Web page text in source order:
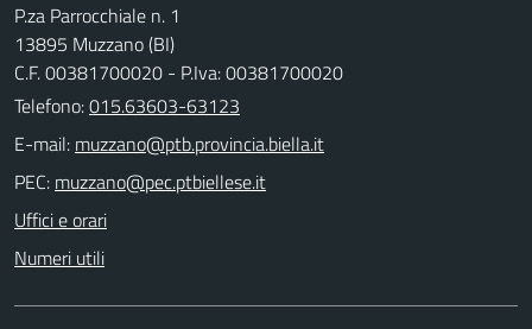
P.za Parrocchiale n. 1
13895 Muzzano (BI)
C.F. 00381700020 - P.Iva: 00381700020
Telefono:015.63603-63123
E-mail:
PEC:
Uffici e orari
Numeri utili